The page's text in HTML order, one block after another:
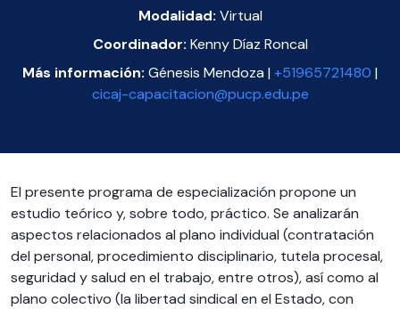
Modalidad: Virtual
Coordinador: Kenny Díaz Roncal
Más información: Génesis Mendoza | +51965721480 |
cicaj-capacitacion@pucp.edu.pe
El presente programa de especialización propone un
estudio teórico y, sobre todo, práctico. Se analizarán
aspectos relacionados al plano individual (contratación
del personal, procedimiento disciplinario, tutela procesal,
seguridad y salud en el trabajo, entre otros), así como al
plano colectivo (la libertad sindical en el Estado, con